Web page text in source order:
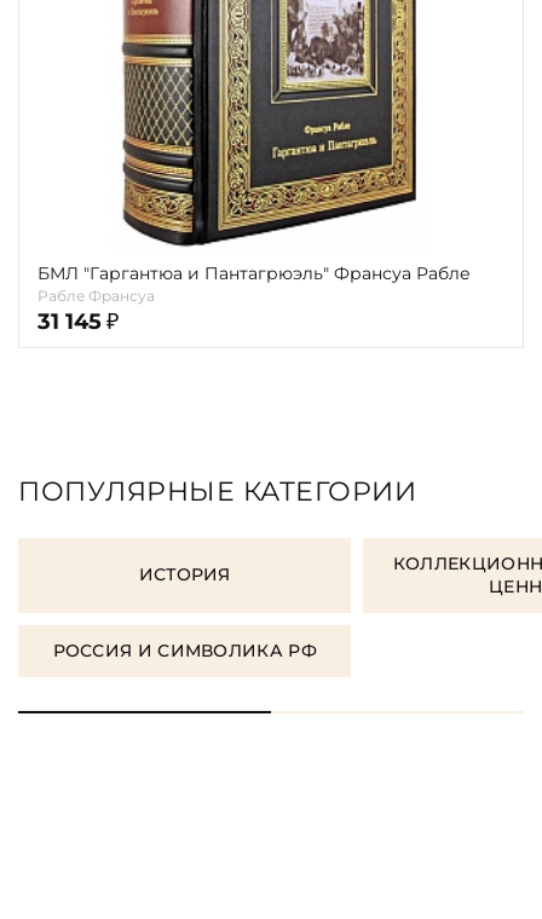
БМЛ "Гаргантюа и Пантагрюэль" Франсуа Рабле
Рабле Франсуа
31 145 ₽
ПОПУЛЯРНЫЕ КАТЕГОРИИ
ИСТОРИЯ
РОССИЯ И СИМВОЛИКА РФ